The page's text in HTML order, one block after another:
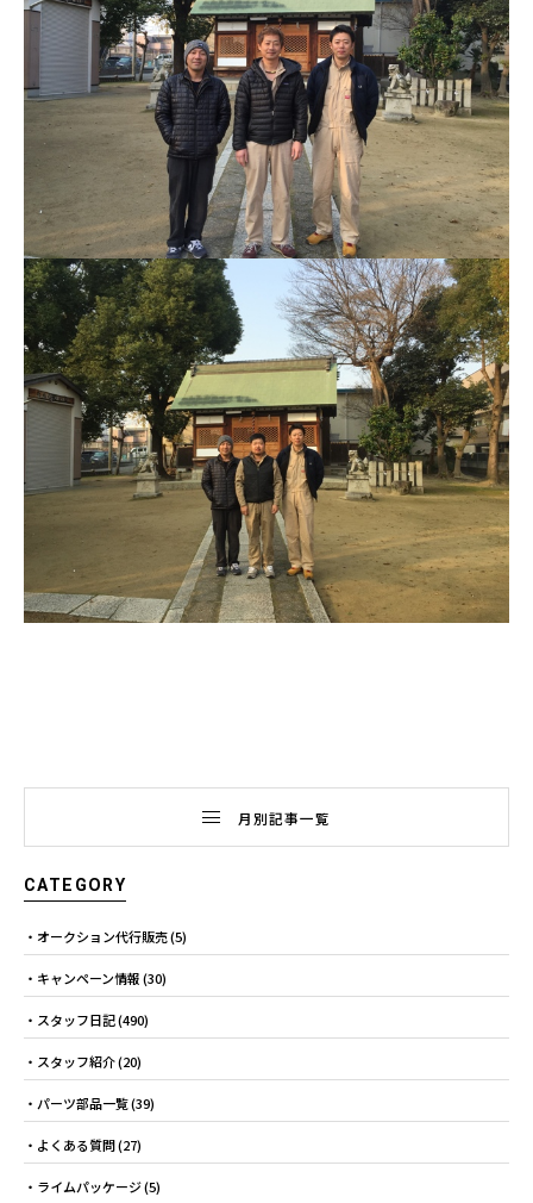
月別記事一覧
CATEGORY
オークション代行販売(5)
キャンペーン情報(30)
スタッフ日記(490)
スタッフ紹介(20)
パーツ部品一覧(39)
よくある質問(27)
ライムパッケージ(5)